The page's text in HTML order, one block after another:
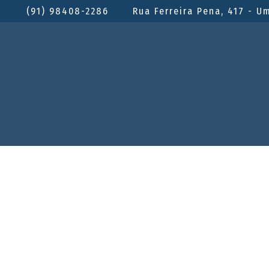
(91) 98408-2286 Rua Ferreira Pena, 417 -